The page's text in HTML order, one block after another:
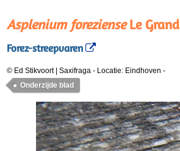
Asplenium forezienseLe Grand
Forez-streepvaren
© Ed Stikvoort | Saxifraga - Locatie: Eindhoven -
Onderzijde blad